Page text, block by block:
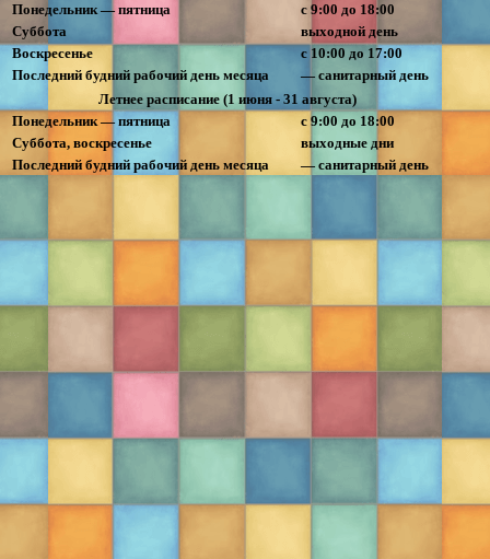
Понедельник — пятница
с 9:00 до 18:00
Суббота
выходной день
Воскресенье
с 10:00 до 17:00
Последний будний рабочий день месяца
— санитарный день
Летнее расписание (1 июня - 31 августа)
Понедельник — пятница
с 9:00 до 18:00
Суббота, воскресенье
выходные дни
Последний будний рабочий день месяца
— санитарный день